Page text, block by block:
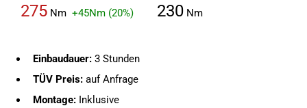
275 Nm +45Nm (20%) 230 Nm
Einbaudauer:3 Stunden
TÜV Preis:auf Anfrage
Montage:Inklusive